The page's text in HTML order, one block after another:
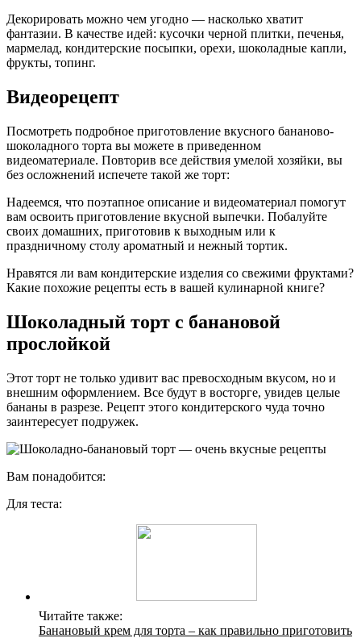
Декорировать можно чем угодно — насколько хватит
фантазии. В качестве идей: кусочки черной плитки, печенья,
мармелад, кондитерские посыпки, орехи, шоколадные капли,
фрукты, топинг.
Видеорецепт
Посмотреть подробное приготовление вкусного бананово-
шоколадного торта вы можете в приведенном
видеоматериале. Повторив все действия умелой хозяйки, вы
без осложнений испечете такой же торт:
Надеемся, что поэтапное описание и видеоматериал помогут
вам освоить приготовление вкусной выпечки. Побалуйте
своих домашних, приготовив к выходным или к
праздничному столу ароматный и нежный тортик.
Нравятся ли вам кондитерские изделия со свежими фруктами?
Какие похожие рецепты есть в вашей кулинарной книге?
Шоколадный торт с банановой
прослойкой
Этот торт не только удивит вас превосходным вкусом, но и
внешним оформлением. Все будут в восторге, увидев целые
бананы в разрезе. Рецепт этого кондитерского чуда точно
заинтересует подружек.
Вам понадобится:
Для теста:
Читайте также:
Банановый крем для торта – как правильно приготовить